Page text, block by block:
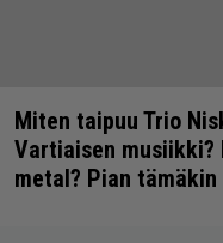
Miten taipuu Trio
Vartiaisen musiikki?
metal? Pian tämäkin